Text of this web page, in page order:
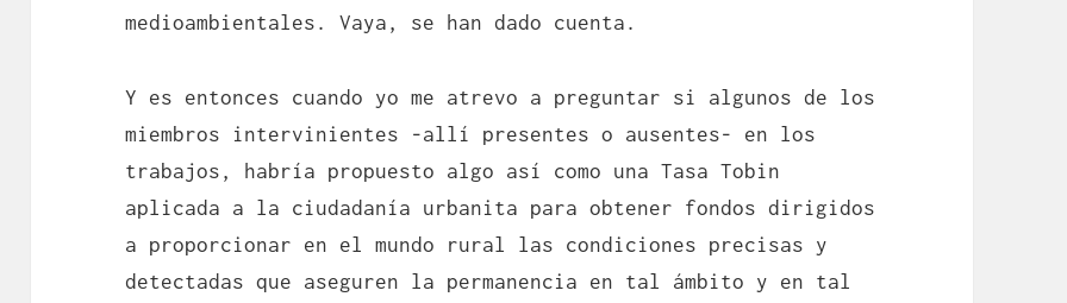
medioambientales. Vaya, se han dado cuenta.
Y es entonces cuando yo me atrevo a preguntar si algunos de los
miembros intervinientes -allí presentes o ausentes- en los
trabajos, habría propuesto algo así como una Tasa Tobin
aplicada a la ciudadanía urbanita para obtener fondos dirigidos
a proporcionar en el mundo rural las condiciones precisas y
detectadas que aseguren la permanencia en tal ámbito y en tal